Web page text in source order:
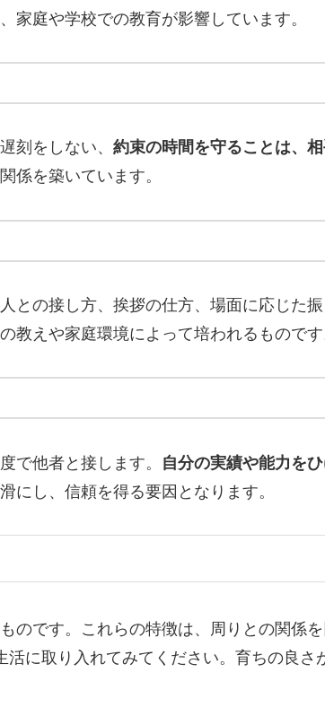
家庭や学校での教育が影響しています。
刻をしない、 約束の時間を守ることは、
係を築いています。
との接し方、挨拶の仕方、場面に応じた
教えや家庭環境によって培われるものです
で他者と接します。 自分の実績や能力を
にし、信頼を得る要因となります。
のです。これらの特徴は、周りとの関係
に取り入れてみてください。育ちの良